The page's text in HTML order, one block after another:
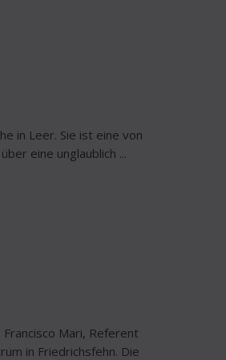
in Leer. Sie ist eine von
eine unglaublich ...
Mari, Referent
in Friedrichsfehn. Die